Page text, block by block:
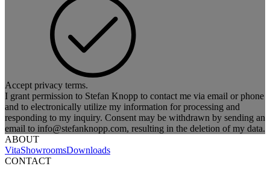
Accept privacy terms.
I grant permission to Stefan Knopp to contact me via email or phone
and to electronically utilize my information for processing and
responding to my inquiry. Consent may be withdrawn by sending an
email to info@stefanknopp.com, resulting in the deletion of my data.
ABOUT
VitaShowroomsDownloads
CONTACT